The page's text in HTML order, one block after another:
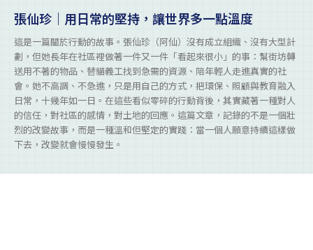
張仙珍｜用日常的堅持，讓世界多一點溫度
這是一篇關於行動的故事。張仙珍（阿仙）沒有成立組織、沒有大型計
劃，但她長年在社區裡做著一件又一件「看起來很小」的事：幫街坊轉
送用不著的物品、替貓義工找到急需的資源、陪年輕人走進真實的社
會。她不高調、不急進，只是用自己的方式，把環保、照顧與教育融入
日常，十幾年如一日。在這些看似零碎的行動背後，其實藏著一種對人
的信任，對社區的感情，對土地的回應。這篇文章，記錄的不是一個壯
烈的改變故事，而是一種溫和但堅定的實踐：當一個人願意持續這樣做
下去，改變就會慢慢發生。